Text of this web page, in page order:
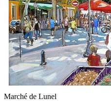
Marché de Lunel